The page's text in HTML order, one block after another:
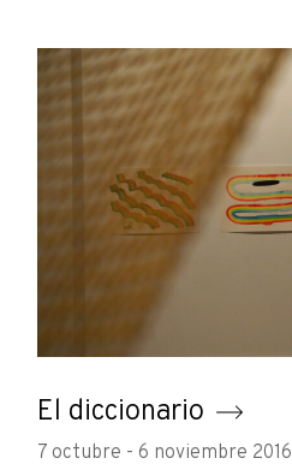
El diccionario
7 octubre - 6 noviembre 2016